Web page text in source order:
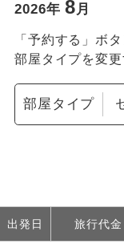
2026年 8月
「予約する」ボ
部屋タイプを変
部屋タイプ
出発日 旅行代金